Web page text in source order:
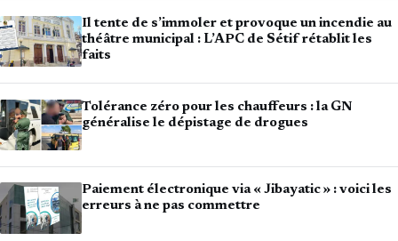
Il tente de s’immoler et provoque un incendie au
théâtre municipal : L’APC de Sétif rétablit les
faits
Tolérance zéro pour les chauffeurs : la GN
généralise le dépistage de drogues
Paiement électronique via « Jibayatic » : voici les
erreurs à ne pas commettre